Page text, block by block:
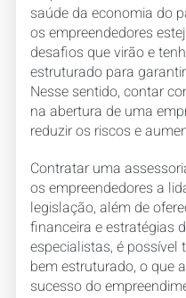
saúde da economia do
os empreendedores
desafios que virão e
estruturado para
Nesse sentido, contar
na abertura de uma
reduzir os riscos e
Contratar uma
os empreendedores a
legislação, além de
financeira e estratégias
especialistas, é possível
bem estruturado, o que
sucesso do